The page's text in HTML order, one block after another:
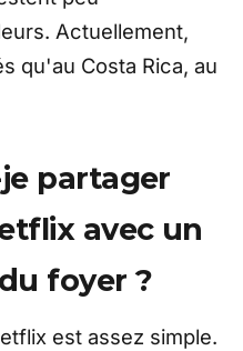
Actuellement,
qu'au Costa Rica, au
partager
avec un
foyer ?
est assez simple.